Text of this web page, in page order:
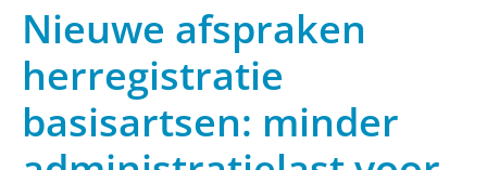
Nieuwe afspraken
herregistratie
basisartsen: minder